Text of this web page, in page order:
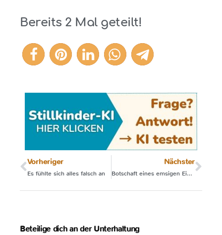
Bereits 2 Mal geteilt!
2
Vorheriger
Es fühlte sich alles falsch an
Nächster
Botschaft eines emsigen Einjährigen
Beteilige dich an der Unterhaltung